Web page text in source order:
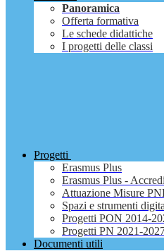
Panoramica
Offerta formativa
Le schede didattiche
I progetti delle classi
Progetti
Erasmus Plus
Erasmus Plus -
Attuazione Misure
Spazi e strumenti
Progetti PON 2014-
Progetti PN 2021-
Documenti utili